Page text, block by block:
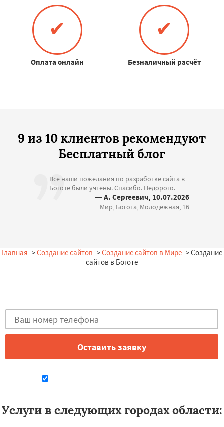
✔
Оплата онлайн
✔
Безналичный расчёт
9 из 10 клиентов рекомендуют
Бесплатный блог
Все наши пожелания по разработке сайта в
Боготе были учтены. Спасибо. Недорого.
— А. Сергеевич, 10.07.2026
Мир, Богота, Молодежная, 16
Главная ->Создание сайтов ->Создание сайтов в Мире-> Создание
сайтов в Боготе
Услуги в следующих городах области: